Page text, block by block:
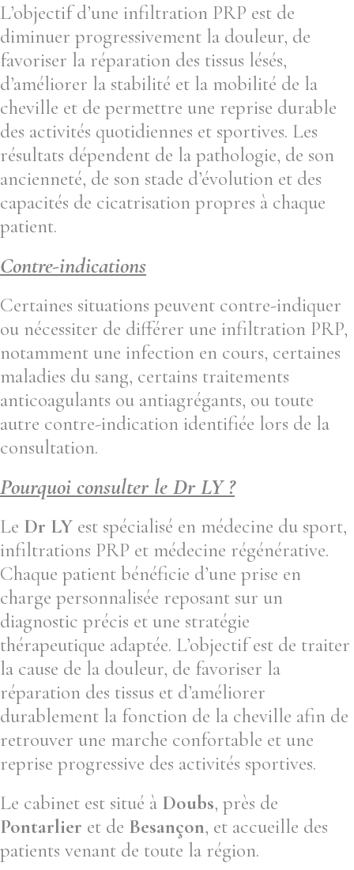
L’objectif d’une infiltration PRP est de
diminuer progressivement la douleur, de
favoriser la réparation des tissus lésés,
d’améliorer la stabilité et la mobilité de la
cheville et de permettre une reprise durable
des activités quotidiennes et sportives. Les
résultats dépendent de la pathologie, de son
ancienneté, de son stade d’évolution et des
capacités de cicatrisation propres à chaque
patient.
Contre-indications
Certaines situations peuvent contre-indiquer
ou nécessiter de différer une infiltration PRP,
notamment une infection en cours, certaines
maladies du sang, certains traitements
anticoagulants ou antiagrégants, ou toute
autre contre-indication identifiée lors de la
consultation.
Pourquoi consulter le Dr LY ?
Le Dr LY est spécialisé en médecine du sport,
infiltrations PRP et médecine régénérative.
Chaque patient bénéficie d’une prise en
charge personnalisée reposant sur un
diagnostic précis et une stratégie
thérapeutique adaptée. L’objectif est de traiter
la cause de la douleur, de favoriser la
réparation des tissus et d’améliorer
durablement la fonction de la cheville afin de
retrouver une marche confortable et une
reprise progressive des activités sportives.
Le cabinet est situé à Doubs, près de
Pontarlier et de Besançon, et accueille des
patients venant de toute la région.